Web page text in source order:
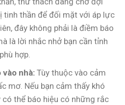
tinh thần để đối mặt với áp lực
đây không phải là điềm báo
là lời nhắc nhở bạn cần tỉnh
hợp.
vào nhà:Tùy thuộc vào cảm
mơ. Nếu bạn cảm thấy khó
có thể báo hiệu có những rắc